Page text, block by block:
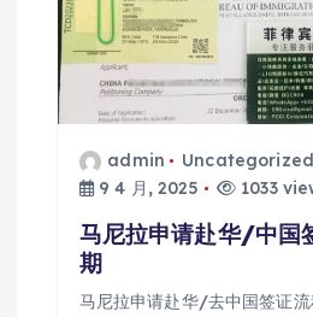
admin
Uncategorized
9 4 月, 2025
1033
马尼拉申请赴华/中国
期
马尼拉申请赴华/去中国签证